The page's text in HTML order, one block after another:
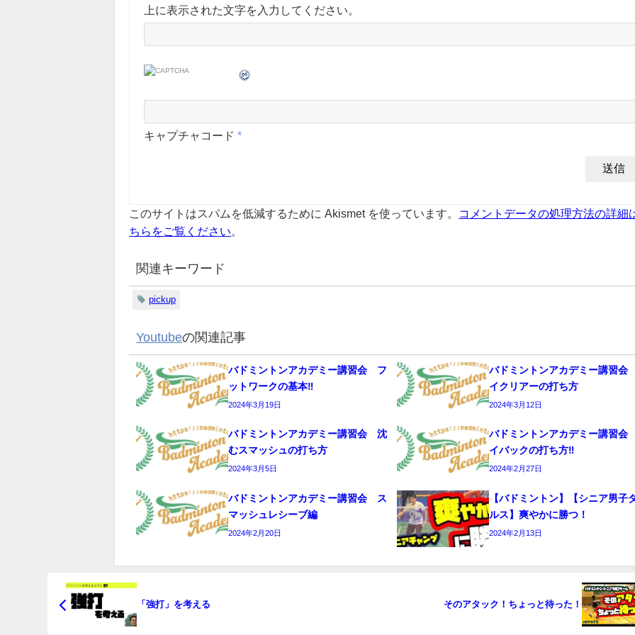
上に表示された文字を入力してください。
キャプチャコード *
このサイトはスパムを低減するために Akismet を使っています。
コメントデータの処理方法の詳細
ちらをご覧ください。
関連キーワード
pickup
Youtubeの関連記事
バドミントンアカデミー講習会 フ
ットワークの基本‼️
2024年3月19日
バドミントンアカデミー講習
イクリアーの打ち方
2024年3月12日
バドミントンアカデミー講習会 沈
むスマッシュの打ち方
2024年3月5日
バドミントンアカデミー講習
イバックの打ち方‼️
2024年2月27日
バドミントンアカデミー講習会 ス
マッシュレシーブ編
2024年2月20日
【バドミントン】【シニア男子
ルス】爽やかに勝つ！
2024年2月13日
「強打」を考える そのアタック！ちょっと待った！